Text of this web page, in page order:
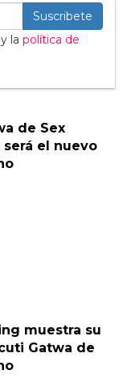
Suscribete
y la política de
de Sex
el nuevo
muestra su
Gatwa de